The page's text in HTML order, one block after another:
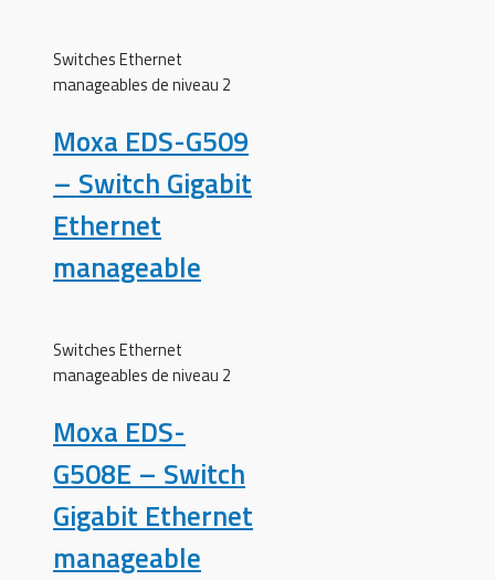
Switches Ethernet
manageables de niveau 2
Moxa EDS-G509
– Switch Gigabit
Ethernet
manageable
Switches Ethernet
manageables de niveau 2
Moxa EDS-
G508E – Switch
Gigabit Ethernet
manageable